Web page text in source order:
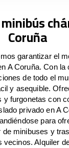
Coruña
garantizar el
A Coruña. Con la
de todo el
y asequible.
y furgonetas con
privado en A
para
minibuses y
Alquiler